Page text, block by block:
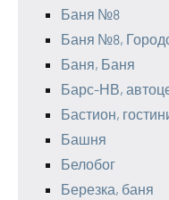
Баня №8
Баня №8,
Баня, Баня
Барс-НВ,
Бастион,
Башня
Белобог
Березка, баня